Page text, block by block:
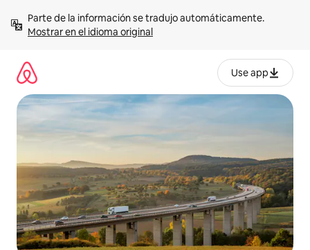
contenidoMostrar en el idioma original
Use app